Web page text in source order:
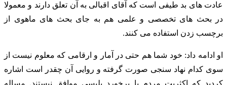
عادت های بد طیفی است که آقای اقبالی به آن تعلق دارند و معمولا
در بحث های تخصصی و علمی هم به جای بحث های ماهوی از
برچسب زدن استفاده می کنند.
او ادامه داد: خود شما هم حتی در آمار و ارقامی که معلوم نیست از
سوی کدام نهاد سنجی صورت گرفته و روایی آن چقدر است اشاره